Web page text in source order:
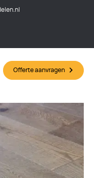
Offerte aanvragen